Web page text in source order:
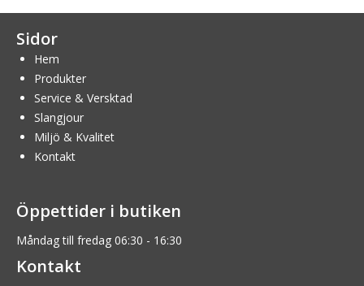
Sidor
Hem
Produkter
Service & Versktad
Slangjour
Miljö & Kvalitet
Kontakt
Öppettider i butiken
Måndag till fredag 06:30 - 16:30
Kontakt